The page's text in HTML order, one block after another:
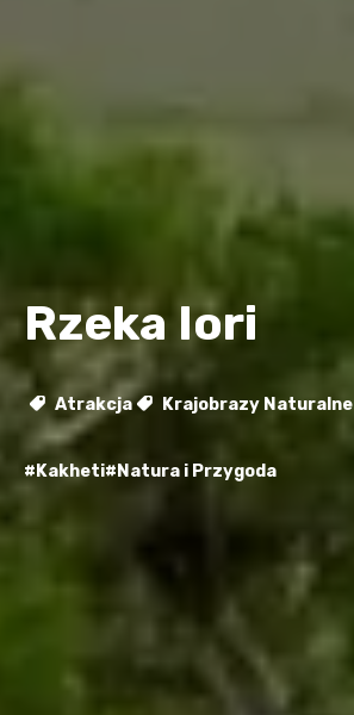
Rzeka Iori
Atrakcja Krajobrazy Naturalne
#Kakheti#Natura i Przygoda